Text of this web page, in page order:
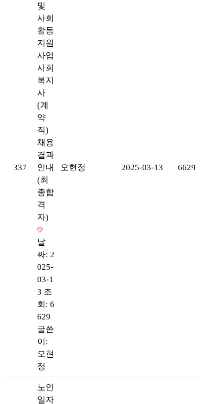
337
및
사회
활동
지원
사업
사회
복지
사
(계
약
직)
채용
결과
안내
(최
종합
격
자)
날
짜: 2
025-
03-1
3 조
회: 6
629
글쓴
이:
오현
정
오현정 2025-03-13 6629
노인
일자